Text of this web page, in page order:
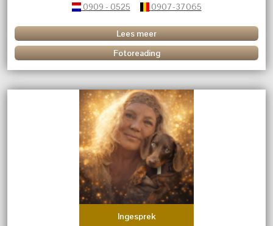
0909 - 0525 0907-37065
Lees meer
Fotoreading
Ingesprek